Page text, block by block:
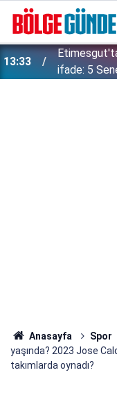
13:33
ifade: 5
Anasayfa Spor
yaşında? 2023 Jose
takımlarda oynadı?